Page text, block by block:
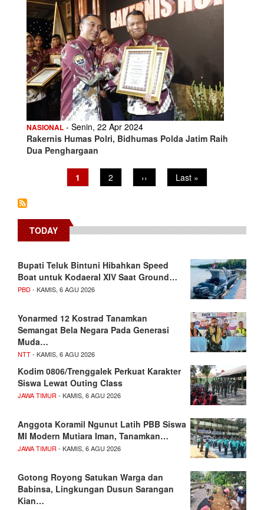
NASIONAL - Senin, 22 Apr 2024
Rakernis Humas Polri, Bidhumas Polda Jatim Raih
Dua Penghargaan
Current
page
1 Page
2
Next
page
››
Last
page
Last »
TODAY
Bupati Teluk Bintuni Hibahkan Speed
Boat untuk Kodaeral XIV Saat Ground…
PBD- KAMIS, 6 AGU 2026
Yonarmed 12 Kostrad Tanamkan
Semangat Bela Negara Pada Generasi
Muda…
NTT- KAMIS, 6 AGU 2026
Kodim 0806/Trenggalek Perkuat Karakter
Siswa Lewat Outing Class
JAWA TIMUR - KAMIS, 6 AGU 2026
Anggota Koramil Ngunut Latih PBB Siswa
MI Modern Mutiara Iman, Tanamkan…
JAWA TIMUR - KAMIS, 6 AGU 2026
Gotong Royong Satukan Warga dan
Babinsa, Lingkungan Dusun Sarangan
Kian…